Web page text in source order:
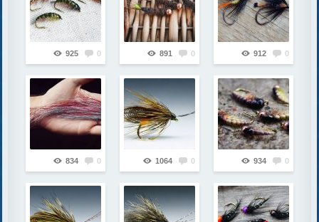
925 0 891 0 912 0
834 0 1064 0 934 0